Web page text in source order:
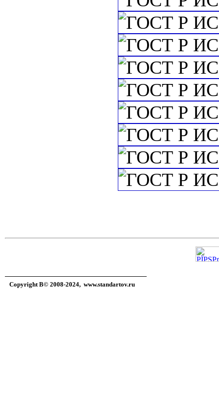
Copyright В© 2008-2024, www.standartov.ru